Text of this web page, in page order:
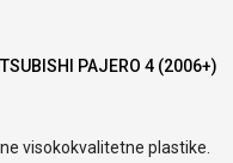
PAJERO 4 (2006+)
visokokvalitetne plastike.